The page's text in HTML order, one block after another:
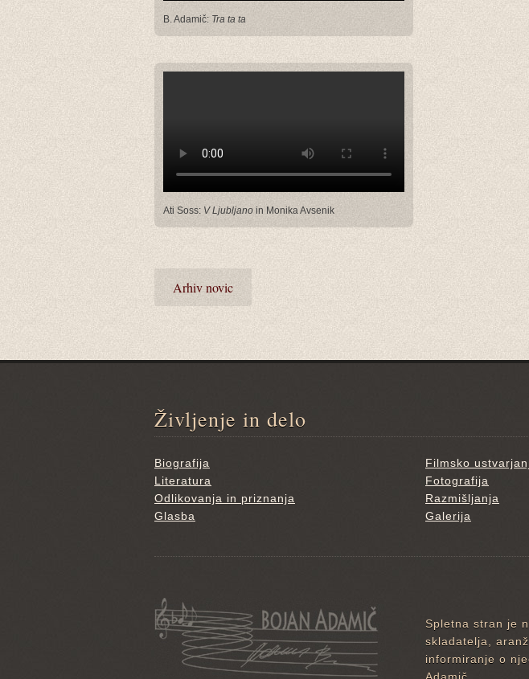
B. Adamič: Tra ta ta
Ati Soss: V Ljubljano in Monika Avsenik
Arhiv novic
Življenje in delo
Biografija
Literatura
Odlikovanja in priznanja
Glasba
Filmsko
Fotografija
Razmišljanja
Galerija
Spletna stran je
skladatelja,
informiranje o
Adamič.